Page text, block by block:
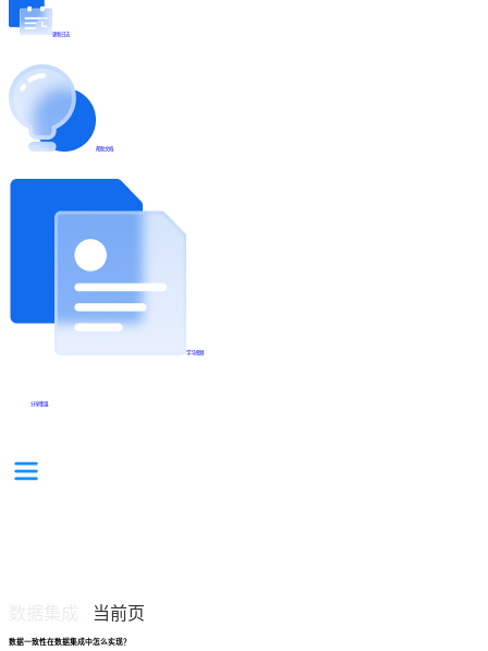
更新日志
帮助文档
学习视频
分享集锦
当前页
数据一致性在数据集成中怎么实现？